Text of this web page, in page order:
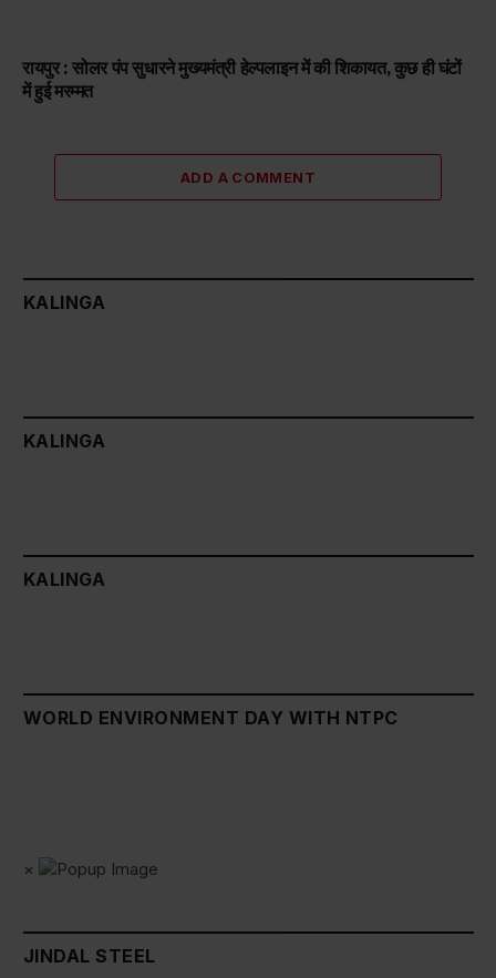
रायपुर : सोलर पंप सुधारने मुख्यमंत्री हेल्पलाइन में की शिकायत, कुछ ही घंटों
में हुई मरम्मत
ADD A COMMENT
KALINGA
KALINGA
KALINGA
WORLD ENVIRONMENT DAY WITH NTPC
×
JINDAL STEEL